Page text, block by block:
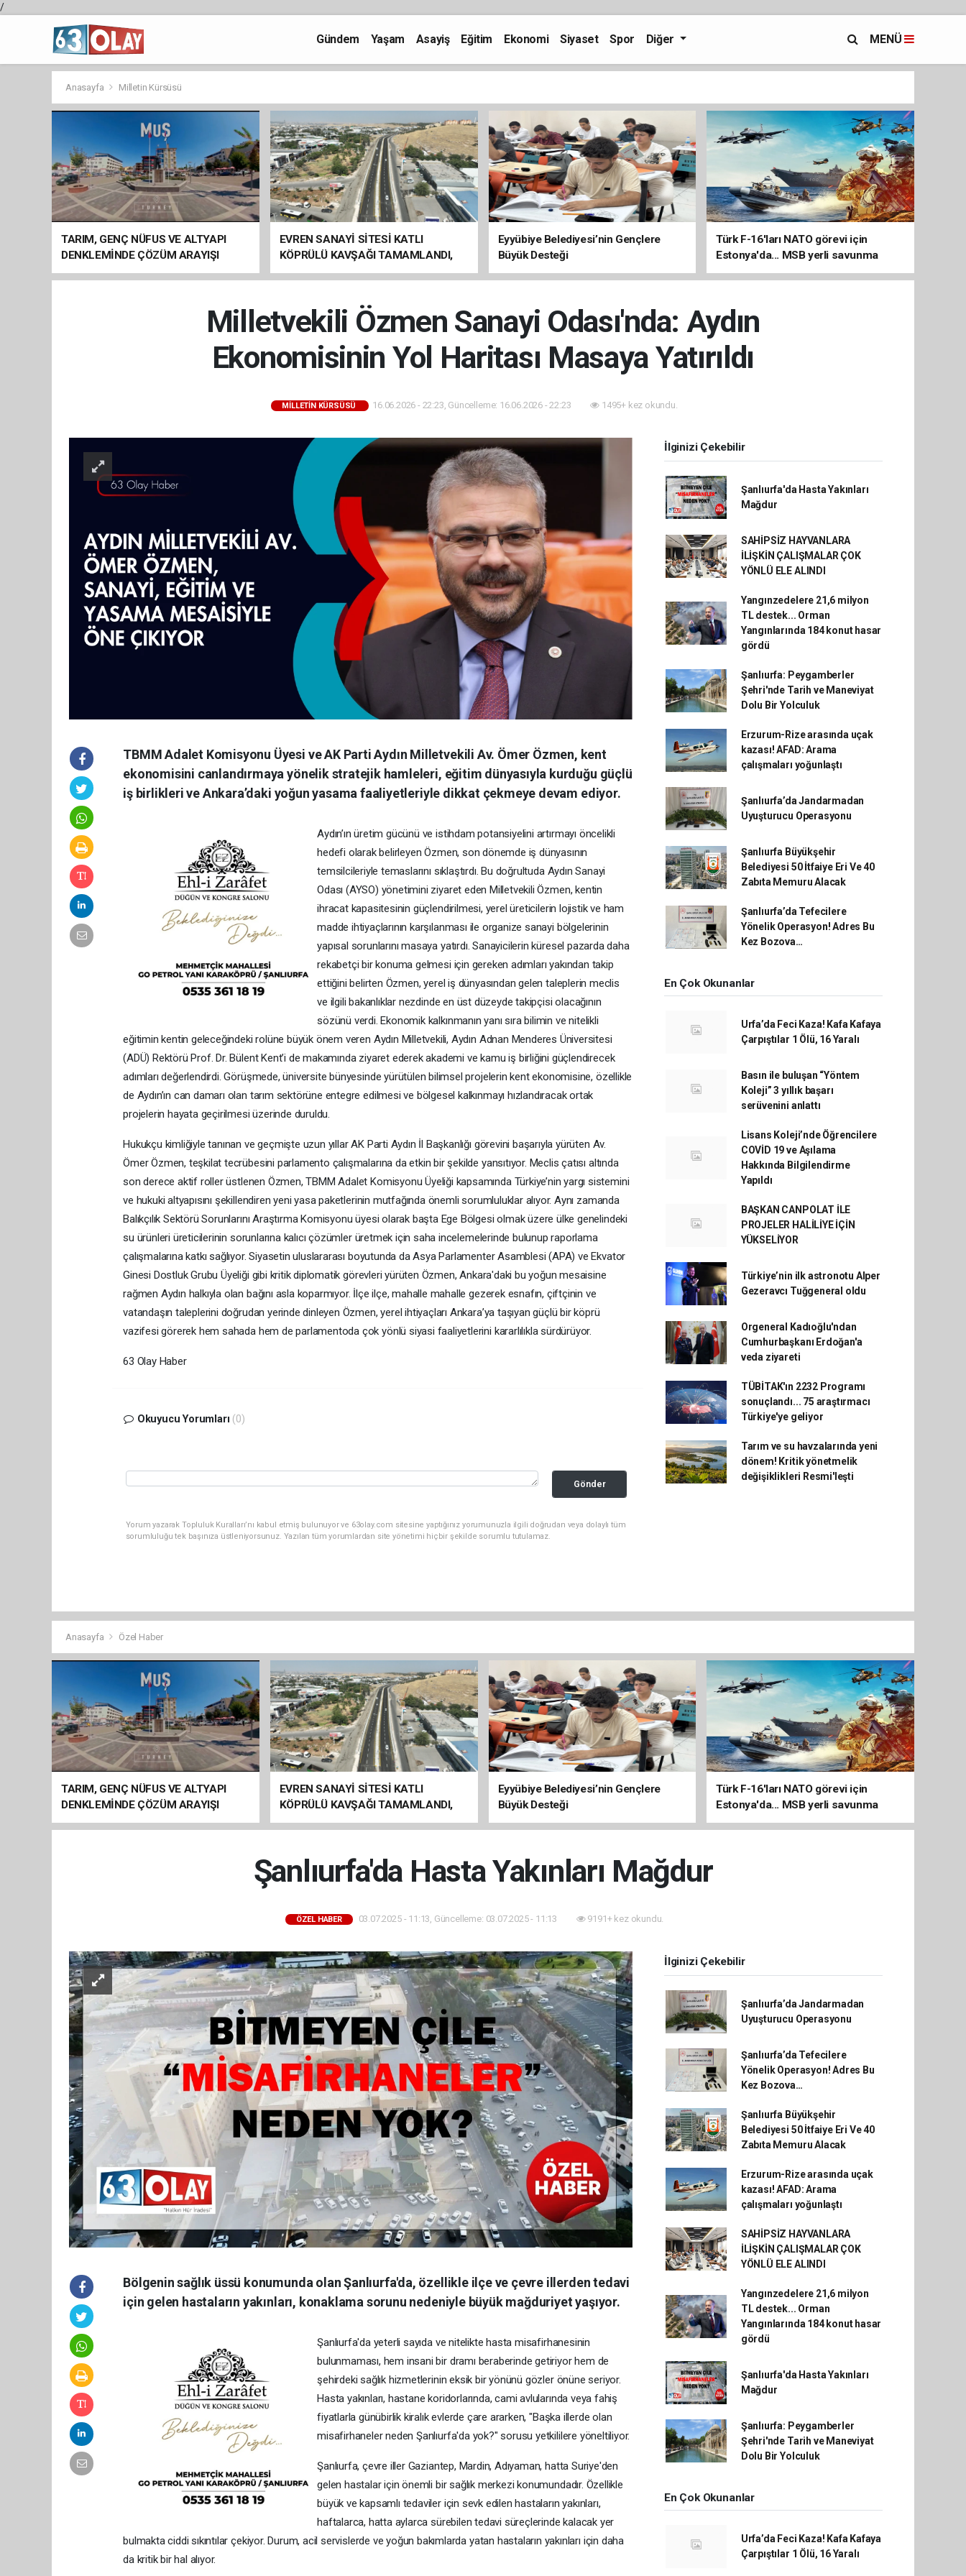
/
Gündem Yaşam Asayiş Eğitim Ekonomi Siyaset Spor Diğer MENÜ
Anasayfa Milletin Kürsüsü
TARIM, GENÇ NÜFUS VE ALTYAPI
DENKLEMİNDE ÇÖZÜM ARAYIŞI
EVREN SANAYİ SİTESİ KATLI
KÖPRÜLÜ KAVŞAĞI TAMAMLANDI,
ARAÇ GEÇİŞLERİ BAŞLADI
Eyyübiye Belediyesi’nin Gençlere
Büyük Desteği
Türk F-16'ları NATO görevi için
Estonya'da... MSB yerli savunma
sistemleriyle güçleniyor
Milletvekili Özmen Sanayi Odası'nda: Aydın
Ekonomisinin Yol Haritası Masaya Yatırıldı
MILLETIN KÜRSÜSÜ 16.06.2026 - 22:23, Güncelleme: 16.06.2026 - 22:23 1495+ kez okundu.
TBMM Adalet Komisyonu Üyesi ve AK Parti Aydın Milletvekili Av. Ömer Özmen, kent
ekonomisini canlandırmaya yönelik stratejik hamleleri, eğitim dünyasıyla kurduğu güçlü
iş birlikleri ve Ankara’daki yoğun yasama faaliyetleriyle dikkat çekmeye devam ediyor.
Aydın’ın üretim gücünü ve istihdam potansiyelini artırmayı öncelikli
hedefi olarak belirleyen Özmen, son dönemde iş dünyasının
temsilcileriyle temaslarını sıklaştırdı. Bu doğrultuda Aydın Sanayi
Odası (AYSO) yönetimini ziyaret eden Milletvekili Özmen, kentin
ihracat kapasitesinin güçlendirilmesi, yerel üreticilerin lojistik ve ham
madde ihtiyaçlarının karşılanması ile organize sanayi bölgelerinin
yapısal sorunlarını masaya yatırdı. Sanayicilerin küresel pazarda daha
rekabetçi bir konuma gelmesi için gereken adımları yakından takip
ettiğini belirten Özmen, yerel iş dünyasından gelen taleplerin meclis
ve ilgili bakanlıklar nezdinde en üst düzeyde takipçisi olacağının
sözünü verdi. Ekonomik kalkınmanın yanı sıra bilimin ve nitelikli
eğitimin kentin geleceğindeki rolüne büyük önem veren Aydın Milletvekili, Aydın Adnan Menderes Üniversitesi
(ADÜ) Rektörü Prof. Dr. Bülent Kent’i de makamında ziyaret ederek akademi ve kamu iş birliğini güçlendirecek
adımları değerlendirdi. Görüşmede, üniversite bünyesinde yürütülen bilimsel projelerin kent ekonomisine, özellikle
de Aydın’ın can damarı olan tarım sektörüne entegre edilmesi ve bölgesel kalkınmayı hızlandıracak ortak
projelerin hayata geçirilmesi üzerinde duruldu.
Hukukçu kimliğiyle tanınan ve geçmişte uzun yıllar AK Parti Aydın İl Başkanlığı görevini başarıyla yürüten Av.
Ömer Özmen, teşkilat tecrübesini parlamento çalışmalarına da etkin bir şekilde yansıtıyor. Meclis çatısı altında
son derece aktif roller üstlenen Özmen, TBMM Adalet Komisyonu Üyeliği kapsamında Türkiye’nin yargı sistemini
ve hukuki altyapısını şekillendiren yeni yasa paketlerinin mutfağında önemli sorumluluklar alıyor. Aynı zamanda
Balıkçılık Sektörü Sorunlarını Araştırma Komisyonu üyesi olarak başta Ege Bölgesi olmak üzere ülke genelindeki
su ürünleri üreticilerinin sorunlarına kalıcı çözümler üretmek için saha incelemelerinde bulunup raporlama
çalışmalarına katkı sağlıyor. Siyasetin uluslararası boyutunda da Asya Parlamenter Asamblesi (APA) ve Ekvator
Ginesi Dostluk Grubu Üyeliği gibi kritik diplomatik görevleri yürüten Özmen, Ankara'daki bu yoğun mesaisine
rağmen Aydın halkıyla olan bağını asla koparmıyor. İlçe ilçe, mahalle mahalle gezerek esnafın, çiftçinin ve
vatandaşın taleplerini doğrudan yerinde dinleyen Özmen, yerel ihtiyaçları Ankara’ya taşıyan güçlü bir köprü
vazifesi görerek hem sahada hem de parlamentoda çok yönlü siyasi faaliyetlerini kararlılıkla sürdürüyor.
63 Olay Haber
Okuyucu Yorumları (0)
Gönder
Yorum yazarak Topluluk Kuralları’nı kabul etmiş bulunuyor ve 63olay.com sitesine yaptığınız yorumunuzla ilgili doğrudan veya dolaylı tüm
sorumluluğu tek başınıza üstleniyorsunuz. Yazılan tüm yorumlardan site yönetimi hiçbir şekilde sorumlu tutulamaz.
İlginizi Çekebilir
Şanlıurfa'da Hasta Yakınları
Mağdur
SAHİPSİZ HAYVANLARA
İLİŞKİN ÇALIŞMALAR ÇOK
YÖNLÜ ELE ALINDI
Yangınzedelere 21,6 milyon
TL destek... Orman
Yangınlarında 184 konut hasar
gördü
Şanlıurfa: Peygamberler
Şehri'nde Tarih ve Maneviyat
Dolu Bir Yolculuk
Erzurum-Rize arasında uçak
kazası! AFAD: Arama
çalışmaları yoğunlaştı
Şanlıurfa’da Jandarmadan
Uyuşturucu Operasyonu
Şanlıurfa Büyükşehir
Belediyesi 50 İtfaiye Eri Ve 40
Zabıta Memuru Alacak
Şanlıurfa’da Tefecilere
Yönelik Operasyon! Adres Bu
Kez Bozova…
En Çok Okunanlar
Urfa’da Feci Kaza! Kafa Kafaya
Çarpıştılar 1 Ölü, 16 Yaralı
Basın ile buluşan “Yöntem
Koleji” 3 yıllık başarı
serüvenini anlattı
Lisans Koleji’nde Öğrencilere
COVİD 19 ve Aşılama
Hakkında Bilgilendirme
Yapıldı
BAŞKAN CANPOLAT İLE
PROJELER HALİLİYE İÇİN
YÜKSELİYOR
Türkiye’nin ilk astronotu Alper
Gezeravcı Tuğgeneral oldu
Orgeneral Kadıoğlu'ndan
Cumhurbaşkanı Erdoğan'a
veda ziyareti
TÜBİTAK'ın 2232 Programı
sonuçlandı... 75 araştırmacı
Türkiye'ye geliyor
Tarım ve su havzalarında yeni
dönem! Kritik yönetmelik
değişiklikleri Resmi'leşti
Anasayfa Özel Haber
TARIM, GENÇ NÜFUS VE ALTYAPI
DENKLEMİNDE ÇÖZÜM ARAYIŞI
EVREN SANAYİ SİTESİ KATLI
KÖPRÜLÜ KAVŞAĞI TAMAMLANDI,
ARAÇ GEÇİŞLERİ BAŞLADI
Eyyübiye Belediyesi’nin Gençlere
Büyük Desteği
Türk F-16'ları NATO görevi için
Estonya'da... MSB yerli savunma
sistemleriyle güçleniyor
Şanlıurfa'da Hasta Yakınları Mağdur
ÖZEL HABER 03.07.2025 - 11:13, Güncelleme: 03.07.2025 - 11:13 9191+ kez okundu.
Bölgenin sağlık üssü konumunda olan Şanlıurfa'da, özellikle ilçe ve çevre illerden tedavi
için gelen hastaların yakınları, konaklama sorunu nedeniyle büyük mağduriyet yaşıyor.
Şanlıurfa'da yeterli sayıda ve nitelikte hasta misafirhanesinin
bulunmaması, hem insani bir dramı beraberinde getiriyor hem de
şehirdeki sağlık hizmetlerinin eksik bir yönünü gözler önüne seriyor.
Hasta yakınları, hastane koridorlarında, cami avlularında veya fahiş
fiyatlarla günübirlik kiralık evlerde çare ararken, "Başka illerde olan
misafirhaneler neden Şanlıurfa'da yok?" sorusu yetkililere yöneltiliyor.
Şanlıurfa, çevre iller Gaziantep, Mardin, Adıyaman, hatta Suriye'den
gelen hastalar için önemli bir sağlık merkezi konumundadır. Özellikle
büyük ve kapsamlı tedaviler için sevk edilen hastaların yakınları,
haftalarca, hatta aylarca sürebilen tedavi süreçlerinde kalacak yer
bulmakta ciddi sıkıntılar çekiyor. Durum, acil servislerde ve yoğun bakımlarda yatan hastaların yakınları için daha
da kritik bir hal alıyor.
İlginizi Çekebilir
Şanlıurfa’da Jandarmadan
Uyuşturucu Operasyonu
Şanlıurfa’da Tefecilere
Yönelik Operasyon! Adres Bu
Kez Bozova…
Şanlıurfa Büyükşehir
Belediyesi 50 İtfaiye Eri Ve 40
Zabıta Memuru Alacak
Erzurum-Rize arasında uçak
kazası! AFAD: Arama
çalışmaları yoğunlaştı
SAHİPSİZ HAYVANLARA
İLİŞKİN ÇALIŞMALAR ÇOK
YÖNLÜ ELE ALINDI
Yangınzedelere 21,6 milyon
TL destek... Orman
Yangınlarında 184 konut hasar
gördü
Şanlıurfa'da Hasta Yakınları
Mağdur
Şanlıurfa: Peygamberler
Şehri'nde Tarih ve Maneviyat
Dolu Bir Yolculuk
En Çok Okunanlar
Urfa’da Feci Kaza! Kafa Kafaya
Çarpıştılar 1 Ölü, 16 Yaralı